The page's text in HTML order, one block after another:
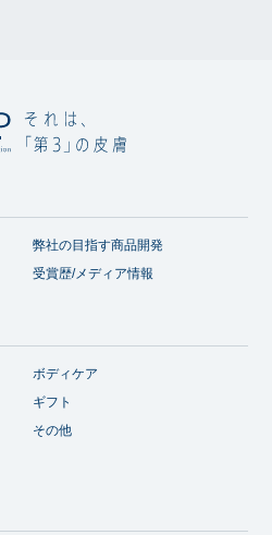
弊社の目指す商品開発
受賞歴/メディア情報
ボディケア
ギフト
その他